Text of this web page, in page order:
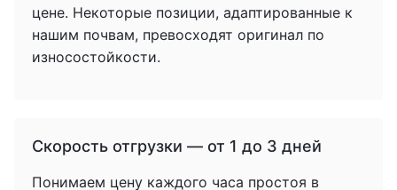
цене. Некоторые позиции, адаптированные к
нашим почвам, превосходят оригинал по
износостойкости.
Скорость отгрузки — от 1 до 3 дней
Понимаем цену каждого часа простоя в